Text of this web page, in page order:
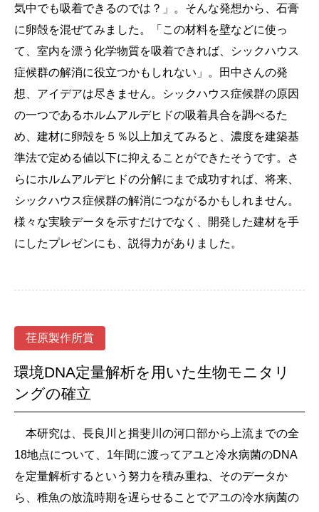
気中でも吸着できるのでは？」。そんな発想から、石膏
に卵殻を混ぜてみました。「この材料を壁などに使っ
て、室内を漂う化学物質を吸着できれば、シックハウス
症候群の解消に役立つかもしれない」。田中さんの発
想、アイデアは尽きません。シックハウス症候群の原因
の一つであるホルムアルデヒドの吸着具合を調べるた
め、建材に卵殻を５％以上加えてみると、濃度を建築基
準法で定める値以下に抑えることができたそうです。さ
らにホルムアルデヒドの分解にまで成功すれば、将来、
シックハウス症候群の解消につながるかもしれません。
様々な実験データを示すだけでなく、開発した建材を手
にしたプレゼンにも、説得力がありました。
荏原製作所賞
環境DNA定量解析を用いた生物モニタリ
ングの確立
本研究は、長良川と揖斐川の河口部から上流までの全
18地点について、1年間に渡ってアユと冷水病菌のDNA
を定量解析するという努力を積み重ね、そのデータか
ら、稚魚の放流時期を遅らせることでアユの冷水病菌の